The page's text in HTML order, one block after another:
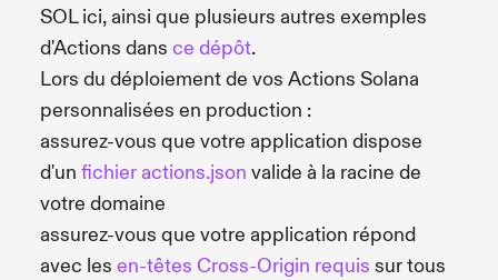
SOL ici, ainsi que plusieurs autres exemples
d'Actions dans ce dépôt.
Lors du déploiement de vos Actions Solana
personnalisées en production :
assurez-vous que votre application dispose
d'un fichier actions.json valide à la racine de
votre domaine
assurez-vous que votre application répond
avec les en-têtes Cross-Origin requis sur tous